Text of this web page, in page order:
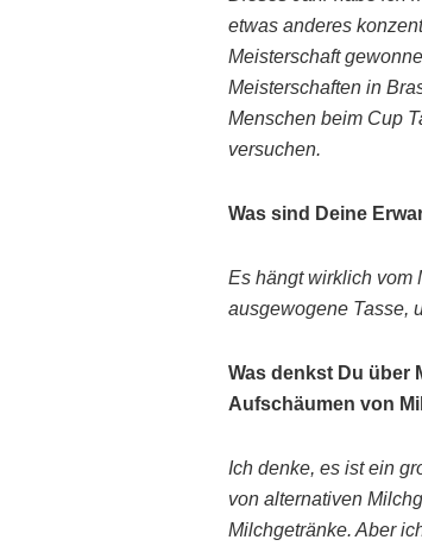
etwas anderes
Meisterschaft
Meisterschaften in
Menschen beim Cup
versuchen.
Was sind Deine
Es hängt wirklich vom
ausgewogene Tasse,
Was denkst Du über
Aufschäumen von
Ich denke, es ist ein
von alternativen
Milchgetränke. Aber